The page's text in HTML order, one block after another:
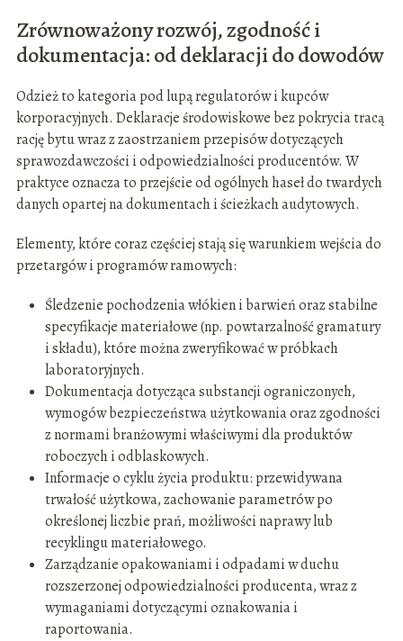
Zrównoważony rozwój, zgodność i
dokumentacja: od deklaracji do dowodów
Odzież to kategoria pod lupą regulatorów i kupców
korporacyjnych. Deklaracje środowiskowe bez pokrycia tracą
rację bytu wraz z zaostrzaniem przepisów dotyczących
sprawozdawczości i odpowiedzialności producentów. W
praktyce oznacza to przejście od ogólnych haseł do twardych
danych opartej na dokumentach i ścieżkach audytowych.
Elementy, które coraz częściej stają się warunkiem wejścia do
przetargów i programów ramowych:
Śledzenie pochodzenia włókien i barwień oraz stabilne
specyfikacje materiałowe (np. powtarzalność gramatury
i składu), które można zweryfikować w próbkach
laboratoryjnych.
Dokumentacja dotycząca substancji ograniczonych,
wymogów bezpieczeństwa użytkowania oraz zgodności
z normami branżowymi właściwymi dla produktów
roboczych i odblaskowych.
Informacje o cyklu życia produktu: przewidywana
trwałość użytkowa, zachowanie parametrów po
określonej liczbie prań, możliwości naprawy lub
recyklingu materiałowego.
Zarządzanie opakowaniami i odpadami w duchu
rozszerzonej odpowiedzialności producenta, wraz z
wymaganiami dotyczącymi oznakowania i
raportowania.